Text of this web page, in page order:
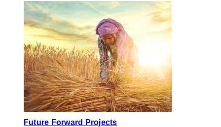
Future Forward Projects